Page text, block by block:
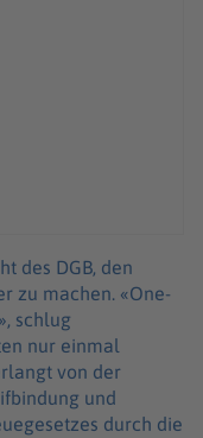
des DGB, den
zu machen. «One-
schlug
nur einmal
von der
und
durch die